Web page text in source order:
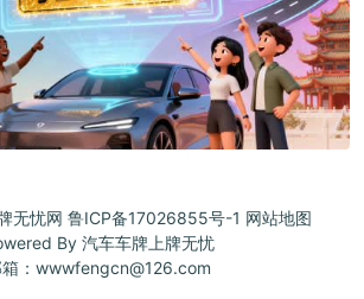
无忧网 鲁ICP备17026855号-1 网站地图
By 汽车车牌上牌无忧
箱：wwwfengcn@126.com